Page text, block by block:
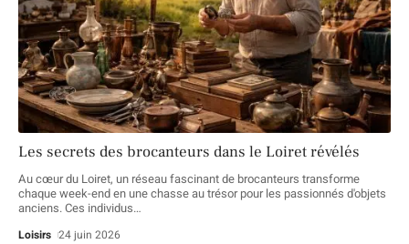
Les secrets des brocanteurs dans le Loiret révélés
Au cœur du Loiret, un réseau fascinant de brocanteurs transforme
chaque week-end en une chasse au trésor pour les passionnés d'objets
anciens. Ces individus…
Loisirs 24 juin 2026